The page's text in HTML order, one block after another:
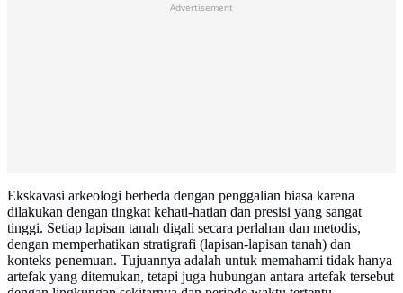
Advertisement
Ekskavasi arkeologi berbeda dengan penggalian biasa karena
dilakukan dengan tingkat kehati-hatian dan presisi yang sangat
tinggi. Setiap lapisan tanah digali secara perlahan dan metodis,
dengan memperhatikan stratigrafi (lapisan-lapisan tanah) dan
konteks penemuan. Tujuannya adalah untuk memahami tidak hanya
artefak yang ditemukan, tetapi juga hubungan antara artefak tersebut